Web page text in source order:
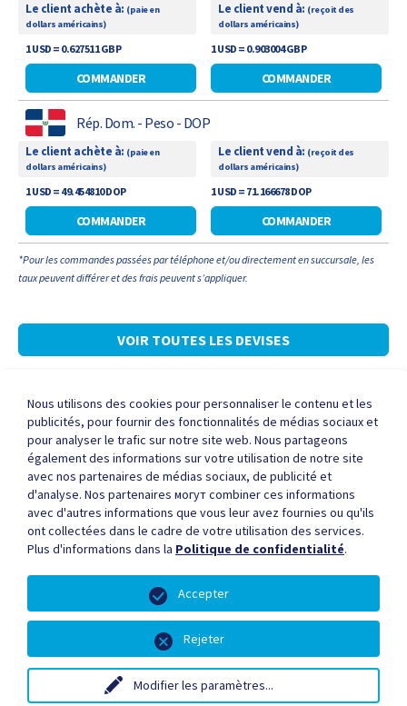
COMMANDER
Le client achète à: (paie en
dollars américains)
1 USD = 0.627511 GBP
COMMANDER
Le client vend à: (reçoit des
dollars américains)
1 USD = 0.903004 GBP
Rép. Dom. - Peso - DOP
COMMANDER
Le client achète à: (paie en
dollars américains)
1 USD = 49.454810 DOP
COMMANDER
Le client vend à: (reçoit des
dollars américains)
1 USD = 71.166678 DOP
*Pour les commandes passées par téléphone et/ou directement en succursale, les
taux peuvent différer et des frais peuvent s’appliquer.
VOIR TOUTES LES DEVISES
A propos de ICE FAQ Nous joindre
Deux têtes en valent mieux qu'une.
Devenez notre partenaire et commencez à recevoir des
Visitez notre plateforme de
référencement ici.
© Copyright 2018 - International Currency Exchange.
Conditions d'utilisation
Politique de confidentialité Avis légaux
Nous utilisons des cookies pour personnaliser le contenu et les
publicités, pour fournir des fonctionnalités de médias sociaux et
pour analyser le trafic sur notre site web. Nous partageons
également des informations sur votre utilisation de notre site
avec nos partenaires de médias sociaux, de publicité et
d'analyse. Nos partenaires могут combiner ces informations
avec d'autres informations que vous leur avez fournies ou qu'ils
ont collectées dans le cadre de votre utilisation des services.
Plus d'informations dans la Politique de confidentialité.
Modifier les paramètres...
Rejeter
Accepter